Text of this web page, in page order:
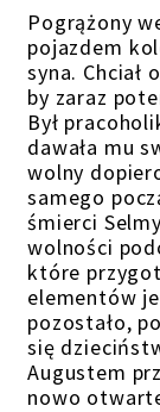
Pogrążony
pojazdem
syna. Chciał
by zaraz
Był
dawała mu
wolny
samego
śmierci
wolności
które
elementów
pozostało,
się
Augustem
nowo